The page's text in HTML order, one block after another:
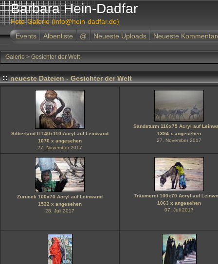
Barbara Hein-Dadfar
Foto-Galerie (info@hein-dadfar.de)
Events
Albenliste @ Neueste Uploads Neueste
Galerie > Gesichter der Welt
neueste Dateien - Gesichter der Welt
Silberland II 140x110 Acryl auf Leinwand
1070 x angesehen
27. November 2017
Sandsturm 116x75 Acryl auf
1394 x angesehen
27. November 2017
Zurueck 100x70 Acryl auf Leinwand
1522 x angesehen
28. Juli 2017
Träumerei 100x70 Acryl auf
1063 x angesehen
07. Juli 2017